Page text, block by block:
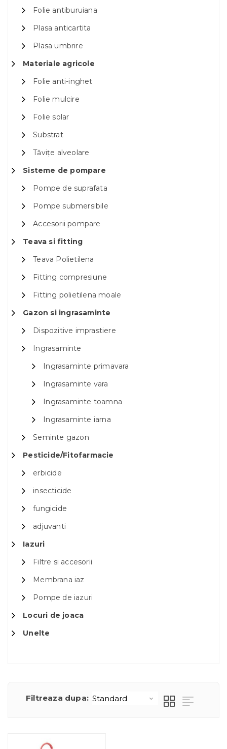
Folie antiburuiana
Plasa anticartita
Plasa umbrire
Materiale agricole
Folie anti-inghet
Folie mulcire
Folie solar
Substrat
Tăvițe alveolare
Sisteme de pompare
Pompe de suprafata
Pompe submersibile
Accesorii pompare
Teava si fitting
Teava Polietilena
Fitting compresiune
Fitting polietilena moale
Gazon si ingrasaminte
Dispozitive imprastiere
Ingrasaminte
Ingrasaminte primavara
Ingrasaminte vara
Ingrasaminte toamna
Ingrasaminte iarna
Seminte gazon
Pesticide/Fitofarmacie
erbicide
insecticide
fungicide
adjuvanti
Iazuri
Filtre si accesorii
Membrana iaz
Pompe de iazuri
Locuri de joaca
Unelte
Filtreaza dupa: